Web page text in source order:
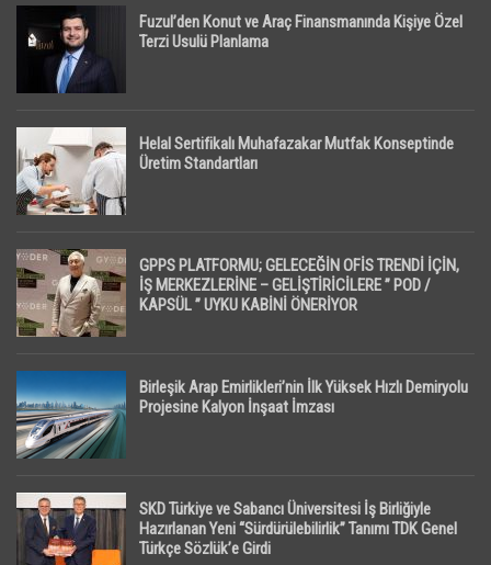
Fuzul’den Konut ve Araç Finansmanında Kişiye Özel
Terzi Usulü Planlama
Helal Sertifikalı Muhafazakar Mutfak Konseptinde
Üretim Standartları
GPPS PLATFORMU; GELECEĞİN OFİS TRENDİ İÇİN,
İŞ MERKEZLERİNE – GELİŞTİRİCİLERE ” POD /
KAPSÜL ” UYKU KABİNİ ÖNERİYOR
Birleşik Arap Emirlikleri’nin İlk Yüksek Hızlı Demiryolu
Projesine Kalyon İnşaat İmzası
SKD Türkiye ve Sabancı Üniversitesi İş Birliğiyle
Hazırlanan Yeni “Sürdürülebilirlik” Tanımı TDK Genel
Türkçe Sözlük’e Girdi